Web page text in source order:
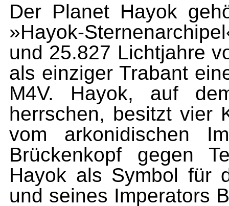
Der Planet Hayok
»Hayok-
und 25.827 Lichtjahre
als einziger Trabant
M4V. Hayok, auf
herrschen, besitzt vier
vom arkonidischen
Brückenkopf gegen
Hayok als Symbol für
und seines Imperators